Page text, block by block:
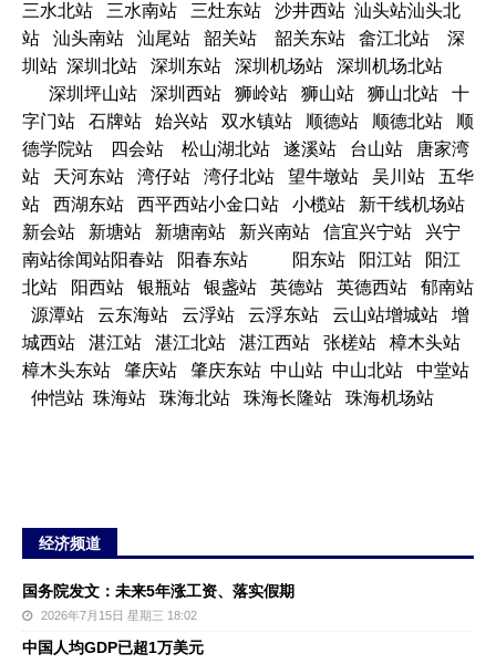
三水北站 三水南站 三灶东站 沙井西站 汕头站汕头北
站 汕头南站 汕尾站 韶关站 韶关东站 畲江北站 深
圳站 深圳北站 深圳东站 深圳机场站 深圳机场北站
深圳坪山站 深圳西站 狮岭站 狮山站 狮山北站 十
字门站 石牌站 始兴站 双水镇站 顺德站 顺德北站 顺
德学院站 四会站 松山湖北站 遂溪站 台山站 唐家湾
站 天河东站 湾仔站 湾仔北站 望牛墩站 吴川站 五华
站 西湖东站 西平西站小金口站 小榄站 新干线机场站
新会站 新塘站 新塘南站 新兴南站 信宜兴宁站 兴宁
南站徐闻站阳春站 阳春东站 阳东站 阳江站 阳江
北站 阳西站 银瓶站 银盏站 英德站 英德西站 郁南站
源潭站 云东海站 云浮站 云浮东站 云山站增城站 增
城西站 湛江站 湛江北站 湛江西站 张槎站 樟木头站
樟木头东站 肇庆站 肇庆东站 中山站 中山北站 中堂站
仲恺站 珠海站 珠海北站 珠海长隆站 珠海机场站
经济频道
国务院发文：未来5年涨工资、落实假期
2026年7月15日 星期三 18:02
中国人均GDP已超1万美元